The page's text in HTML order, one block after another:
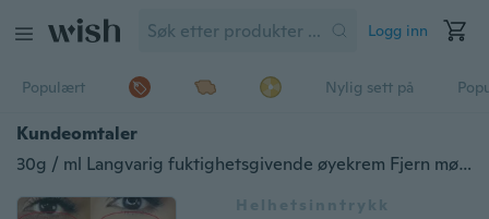
Logg inn
Populært Nylig sett på
Kundeomtaler
30g / ml Langvarig fuktighetsgivende øyekrem Fjern mørke sirkler. Lett øyeutmattelse-øyekrem
Helhetsinntrykk